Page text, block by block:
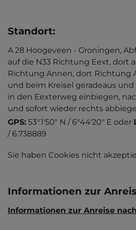
Standort:
A 28 Hoogeveen - Groningen,
auf die N33 Richtung Eext, dort
Richtung Annen, dort Richtung
und beim Kreisel geradeaus
in den Eexterweg einbiegen,
und sofort wieder rechts
GPS: 53°1'50" N / 6°44'20" E oder
/ 6.738889
Sie haben Cookies nicht
Informationen zur
Informationen zur Anreise